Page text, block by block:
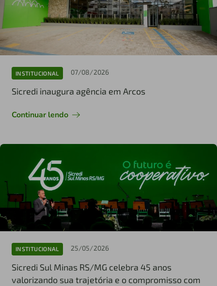
INSTITUCIONAL 07/08/2026
Sicredi inaugura agência em Arcos
Continuar lendo
INSTITUCIONAL 25/05/2026
Sicredi Sul Minas RS/MG celebra 45 anos
valorizando sua trajetória e o compromisso com